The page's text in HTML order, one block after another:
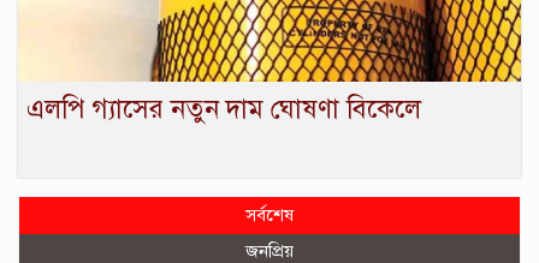
এলপি গ্যাসের নতুন দাম ঘোষণা বিকেলে
সর্বশেষ
জনপ্রিয়